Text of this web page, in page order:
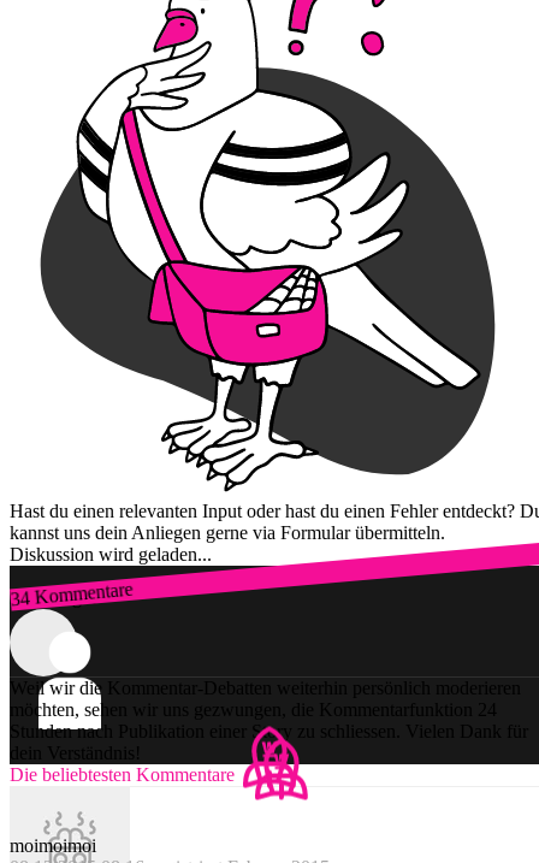
Hast du einen relevanten Input oder hast du einen Fehler entdeckt?
kannst uns dein Anliegen gerne via Formular übermitteln.
Diskussion wird geladen...
34 Kommentare
Zum Login
Weil wir die Kommentar-Debatten weiterhin persönlich moderieren
möchten, sehen wir uns gezwungen, die Kommentarfunktion 24
Stunden nach Publikation einer Story zu schliessen. Vielen Dank für
dein Verständnis!
Die beliebtesten Kommentare
moimoimoi